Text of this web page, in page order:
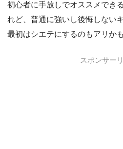
初心者に手放しでオススメでき
れど、普通に強いし後悔しない
最初はシエテにするのもアリか
スポンサー